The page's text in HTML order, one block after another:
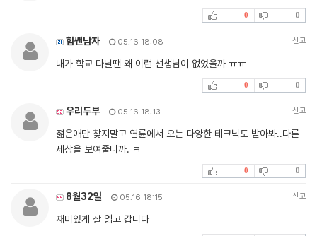
0 0
힘쌘남자 05.16 18:08 신고
내가 학교 다닐땐 왜 이런 선생님이 없었을까 ㅠㅠ
0 0
우리두부 05.16 18:13 신고
젊은애만 찾지말고 연륜에서 오는 다양한 테크닉도 받아봐..다른
세상을 보여줄니까. ㅋ
0 0
8월32일 05.16 18:15 신고
재미있게 잘 읽고 갑니다